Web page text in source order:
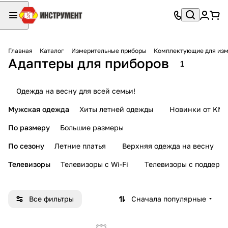
Главная Каталог Измерительные приборы Комплектующие для
Адаптеры для приборов 1
Одежда на весну для всей семьи!
Мужская одежда Хиты летней одежды Новинки от KMI
По размеру Большие размеры
По сезону Летние платья Верхняя одежда на весну
Телевизоры Телевизоры с Wi-Fi Телевизоры с
Все фильтры Сначала популярные